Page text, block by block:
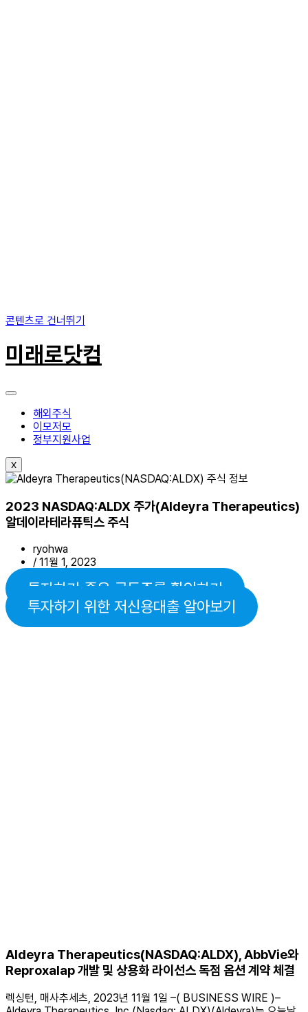
콘텐츠로 건너뛰기
미래로닷컴
해외주식
이모저모
정부지원사업
X
2023 NASDAQ:ALDX 주가(Aldeyra Therapeutics)
알데이라테라퓨틱스 주식
ryohwa
/ 11월 1, 2023
투자하기 좋은 급등주를 확인하기
투자하기 위한 저신용대출 알아보기
Aldeyra Therapeutics(NASDAQ:ALDX), AbbVie와
Reproxalap 개발 및 상용화 라이선스 독점 옵션 계약 체결
렉싱턴, 매사추세츠, 2023년 11월 1일 –( BUSINESS WIRE )–